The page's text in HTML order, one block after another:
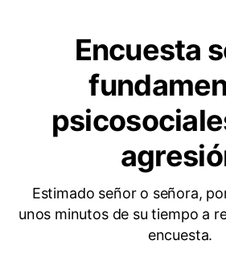
Encuesta
Estimado señor o señora,
unos minutos de su tiempo a
encuesta.